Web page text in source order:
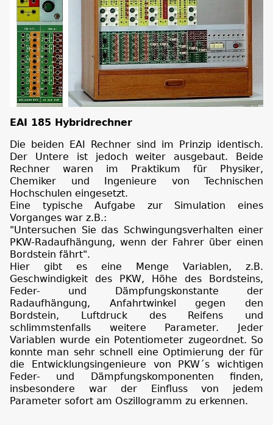
EAI 185 Hybridrechner
Die beiden EAI Rechner sind im Prinzip identisch.
Der Untere ist jedoch weiter ausgebaut. Beide
Rechner waren im Praktikum für Physiker,
Chemiker und Ingenieure von Technischen
Hochschulen eingesetzt.
Eine typische Aufgabe zur Simulation eines
Vorganges war z.B.:
"Untersuchen Sie das Schwingungsverhalten einer
PKW-Radaufhängung, wenn der Fahrer über einen
Bordstein fährt".
Hier gibt es eine Menge Variablen, z.B.
Geschwindigkeit des PKW, Höhe des Bordsteins,
Feder- und Dämpfungskonstante der
Radaufhängung, Anfahrtwinkel gegen den
Bordstein, Luftdruck des Reifens und
schlimmstenfalls weitere Parameter. Jeder
Variablen wurde ein Potentiometer zugeordnet. So
konnte man sehr schnell eine Optimierung der für
die Entwicklungsingenieure von PKW´s wichtigen
Feder- und Dämpfungskomponenten finden,
insbesondere war der Einfluss von jedem
Parameter sofort am Oszillogramm zu erkennen.